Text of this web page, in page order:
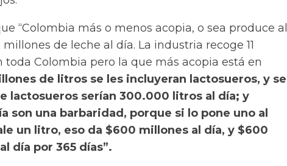
“Colombia más o menos acopia, o sea produce al
de leche al día. La industria recoge 11
toda Colombia pero la que más acopia está en
de litros se les incluyeran lactosueros, y se
lactosueros serían 300.000 litros al día; y
son una barbaridad, porque si lo pone uno al
un litro, eso da $600 millones al día, y $600
día por 365 días”.